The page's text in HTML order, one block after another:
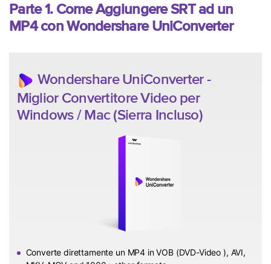
Parte 1. Come Aggiungere SRT ad un
MP4 con Wondershare UniConverter
Wondershare UniConverter -
Miglior Convertitore Video per
Windows / Mac (Sierra Incluso)
Converte direttamente un MP4 in VOB (DVD-Video ), AVI,